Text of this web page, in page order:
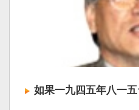
如果一九四五年八一